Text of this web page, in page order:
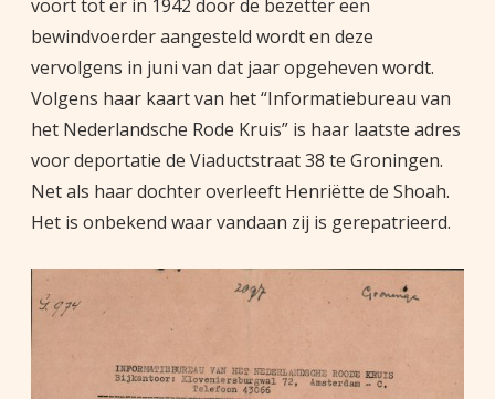
voort tot er in 1942 door de bezetter een
bewindvoerder aangesteld wordt en deze
vervolgens in juni van dat jaar opgeheven wordt.
Volgens haar kaart van het “Informatiebureau van
het Nederlandsche Rode Kruis” is haar laatste adres
voor deportatie de Viaductstraat 38 te Groningen.
Net als haar dochter overleeft Henriëtte de Shoah.
Het is onbekend waar vandaan zij is gerepatrieerd.